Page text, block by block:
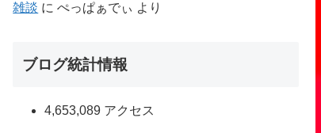
雑談 にぺっぱぁでぃ より
ブログ統計情報
4,653,089 アクセス